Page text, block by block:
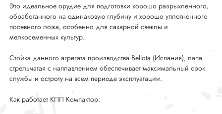
Это идеальное орудие для подготовки хорошо разрыхленного,
обработанного на одинаковую глубину и хорошо уплотненного
посевного ложа, особенно для сахарной свеклы и
мелкосеменных культур.
Стойка данного агрегата производства Bellota (Испания), лапа
стрельчатая с наплавлением обеспечивает максимальный срок
службы и остроту на всем периоде эксплуатации.
Как работает КПП Компактор: